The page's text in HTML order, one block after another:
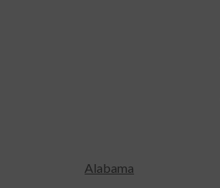
Alabama